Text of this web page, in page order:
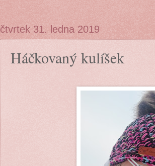
čtvrtek 31. ledna 2019
Háčkovaný kulíšek